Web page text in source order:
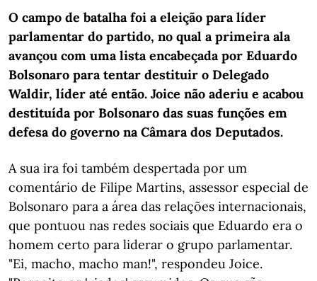
O campo de batalha foi a eleição para líder
parlamentar do partido, no qual a primeira ala
avançou com uma lista encabeçada por Eduardo
Bolsonaro para tentar destituir o Delegado
Waldir, líder até então. Joice não aderiu e acabou
destituída por Bolsonaro das suas funções em
defesa do governo na Câmara dos Deputados.
A sua ira foi também despertada por um
comentário de Filipe Martins, assessor especial de
Bolsonaro para a área das relações internacionais,
que pontuou nas redes sociais que Eduardo era o
homem certo para liderar o grupo parlamentar.
"Ei, macho, macho man!", respondeu Joice.